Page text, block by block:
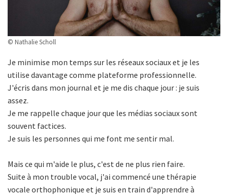
© Nathalie Scholl
Je minimise mon temps sur les réseaux sociaux et je les
utilise davantage comme plateforme professionnelle.
J'écris dans mon journal et je me dis chaque jour : je suis
assez.
Je me rappelle chaque jour que les médias sociaux sont
souvent factices.
Je suis les personnes qui me font me sentir mal.
Mais ce qui m'aide le plus, c'est de ne plus rien faire.
Suite à mon trouble vocal, j'ai commencé une thérapie
vocale orthophonique et je suis en train d'apprendre à